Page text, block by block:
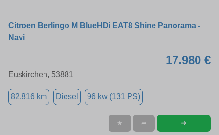
Citroen Berlingo M BlueHDi EAT8 Shine Panorama -
Navi
17.980 €
Euskirchen, 53881
82.816 km Diesel 96 kw (131 PS)
★ ➦ ➜